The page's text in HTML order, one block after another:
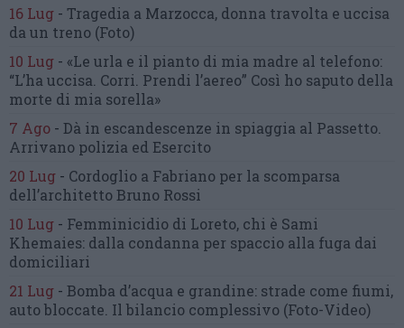
16 Lug - Tragedia a Marzocca, donna travolta e uccisa
da un treno (Foto)
10 Lug - «Le urla e il pianto di mia madre al telefono:
“L’ha uccisa. Corri. Prendi l’aereo” Così ho saputo della
morte di mia sorella»
7 Ago - Dà in escandescenze in spiaggia al Passetto.
Arrivano polizia ed Esercito
20 Lug - Cordoglio a Fabriano per la scomparsa
dell’architetto Bruno Rossi
10 Lug - Femminicidio di Loreto, chi è Sami
Khemaies: dalla condanna per spaccio alla fuga dai
domiciliari
21 Lug - Bomba d’acqua e grandine: strade come fiumi,
auto bloccate. Il bilancio complessivo (Foto-Video)